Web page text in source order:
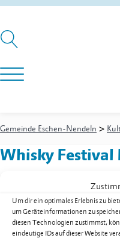
Um dir ein optimales Erlebnis zu
um Geräteinformationen zu
diesen Technologien zustimmst,
eindeutige IDs auf dieser Website
Gemeinde Eschen-Nendeln >
Whisky Festival
Pfrundweg 16
9492Eschen
Mobil+423 791 37 19